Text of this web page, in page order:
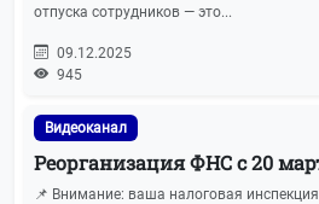
отпуска сотрудников — это...
09.12.2025
945
Видеоканал
Реорганизация ФНС с 20
📌 Внимание: ваша налоговая